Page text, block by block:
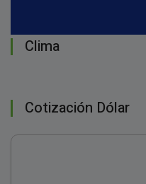
Clima
Cotización Dólar